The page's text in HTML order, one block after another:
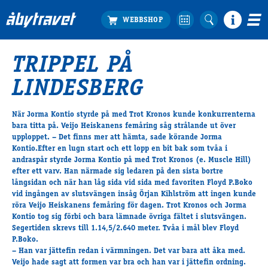
Köp biljett
Travprogrammet
Bra att veta
Restauranger
Catering by Lyon
Hotell nära oss
Nybörjar­guide
Presentkort
Tävlingsdagar
FAQ
TRIPPEL PÅ
LINDESBERG
När Jorma Kontio styrde på med Trot Kronos kunde konkurrenterna
bara titta på. Veijo Heiskanens femåring såg strålande ut över
upploppet. – Det finns mer att hämta, sade körande Jorma
Kontio.Efter en lugn start och ett lopp en bit bak som tvåa i
andraspår styrde Jorma Kontio på med Trot Kronos (e. Muscle Hill)
efter ett varv. Han närmade sig ledaren på den sista bortre
långsidan och när han låg sida vid sida med favoriten Floyd P.Boko
vid ingången av slutsvängen insåg Örjan Kihlström att ingen kunde
röra Veijo Heiskanens femåring för dagen. Trot Kronos och Jorma
Kontio tog sig förbi och bara lämnade övriga fältet i slutsvängen.
Segertiden skrevs till 1.14,5/2.640 meter. Tvåa i mål blev Floyd
P.Boko.
– Han var jättefin redan i värmningen. Det var bara att åka med.
Veijo hade sagt att formen var bra och han var i jättefin ordning.